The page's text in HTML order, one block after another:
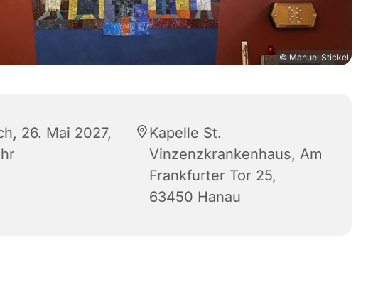
© Manuel Stickel
26. Mai 2027,
Kapelle St.
Vinzenzkrankenhaus, Am
Frankfurter Tor 25,
63450 Hanau